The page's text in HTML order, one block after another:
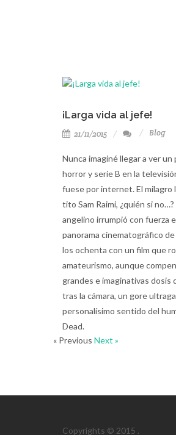
¡Larga vida al jefe!
21/11/2015 Blog
Nunca imaginé llegar a ver
horror y serie B en la
fuese por internet. El milagro
tito Sam Raimi, ¿quién si
angelino irrumpió con fuerza
panorama cinematográfico
los ochenta con un film que
amateurismo, aunque
grandes e imaginativas dosis
tras la cámara, un gore
personalísimo sentido del
Dead.
« Previous Next »
Copyrights © 2015 .